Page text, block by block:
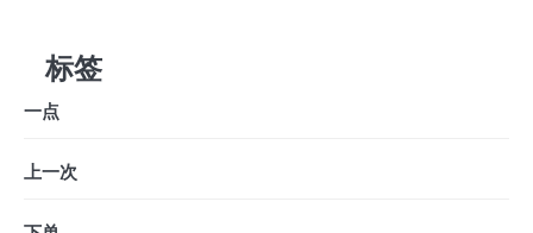
标签
一点
上一次